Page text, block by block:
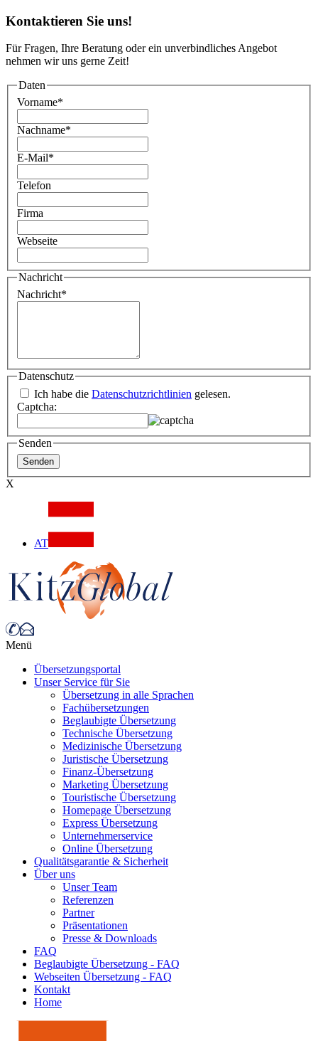
Kontaktieren Sie uns!
Für Fragen, Ihre Beratung oder ein unverbindliches Angebot
nehmen wir uns gerne Zeit!
Daten
Vorname*
Nachname*
E-Mail*
Telefon
Firma
Webseite
Nachricht
Nachricht*
Datenschutz
Ich habe die Datenschutzrichtlinien gelesen.
Captcha:
Senden
X
AT
Menü
Übersetzungsportal
Unser Service für Sie
Übersetzung in alle Sprachen
Fachübersetzungen
Beglaubigte Übersetzung
Technische Übersetzung
Medizinische Übersetzung
Juristische Übersetzung
Finanz-Übersetzung
Marketing Übersetzung
Touristische Übersetzung
Homepage Übersetzung
Express Übersetzung
Unternehmerservice
Online Übersetzung
Qualitätsgarantie & Sicherheit
Über uns
Unser Team
Referenzen
Partner
Präsentationen
Presse & Downloads
FAQ
Beglaubigte Übersetzung - FAQ
Webseiten Übersetzung - FAQ
Kontakt
Home